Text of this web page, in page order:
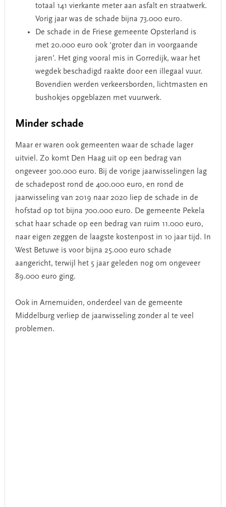
totaal 141 vierkante meter aan asfalt en straatwerk.
Vorig jaar was de schade bijna 73.000 euro.
De schade in de Friese gemeente Opsterland is
met 20.000 euro ook ‘groter dan in voorgaande
jaren’. Het ging vooral mis in Gorredijk, waar het
wegdek beschadigd raakte door een illegaal vuur.
Bovendien werden verkeersborden, lichtmasten en
bushokjes opgeblazen met vuurwerk.
Minder schade
Maar er waren ook gemeenten waar de schade lager
uitviel. Zo komt Den Haag uit op een bedrag van
ongeveer 300.000 euro. Bij de vorige jaarwisselingen lag
de schadepost rond de 400.000 euro, en rond de
jaarwisseling van 2019 naar 2020 liep de schade in de
hofstad op tot bijna 700.000 euro. De gemeente Pekela
schat haar schade op een bedrag van ruim 11.000 euro,
naar eigen zeggen de laagste kostenpost in 10 jaar tijd. In
West Betuwe is voor bijna 25.000 euro schade
aangericht, terwijl het 5 jaar geleden nog om ongeveer
89.000 euro ging.
Ook in Arnemuiden, onderdeel van de gemeente
Middelburg verliep de jaarwisseling zonder al te veel
problemen.